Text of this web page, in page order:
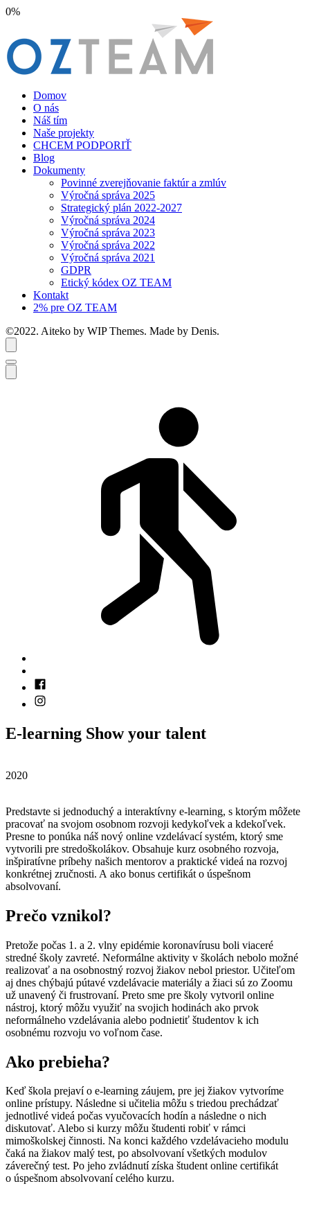
0%
Domov
O nás
Náš tím
Naše projekty
CHCEM PODPORIŤ
Blog
Dokumenty
Povinné zverejňovanie faktúr a zmlúv
Výročná správa 2025
Strategický plán 2022-2027
Výročná správa 2024
Výročná správa 2023
Výročná správa 2022
Výročná správa 2021
GDPR
Etický kódex OZ TEAM
Kontakt
2% pre OZ TEAM
©2022. Aiteko by WIP Themes. Made by Denis.
E-learning Show your talent
2020
Predstavte si jednoduchý a interaktívny e-learning, s ktorým môžete
pracovať na svojom osobnom rozvoji kedykoľvek a kdekoľvek.
Presne to ponúka náš nový online vzdelávací systém, ktorý sme
vytvorili pre stredoškolákov. Obsahuje kurz osobného rozvoja,
inšpiratívne príbehy našich mentorov a praktické videá na rozvoj
konkrétnej zručnosti. A ako bonus certifikát o úspešnom
absolvovaní.
Prečo vznikol?
Pretože počas 1. a 2. vlny epidémie koronavírusu boli viaceré
stredné školy zavreté. Neformálne aktivity v školách nebolo možné
realizovať a na osobnostný rozvoj žiakov nebol priestor. Učiteľom
aj dnes chýbajú pútavé vzdelávacie materiály a žiaci sú zo Zoomu
už unavený či frustrovaní. Preto sme pre školy vytvoril online
nástroj, ktorý môžu využiť na svojich hodinách ako prvok
neformálneho vzdelávania alebo podnietiť študentov k ich
osobnému rozvoju vo voľnom čase.
Ako prebieha?
Keď škola prejaví o e-learning záujem, pre jej žiakov vytvoríme
online prístupy. Následne si učitelia môžu s triedou prechádzať
jednotlivé videá počas vyučovacích hodín a následne o nich
diskutovať. Alebo si kurzy môžu študenti robiť v rámci
mimoškolskej činnosti. Na konci každého vzdelávacieho modulu
čaká na žiakov malý test, po absolvovaní všetkých modulov
záverečný test. Po jeho zvládnutí získa študent online certifikát
o úspešnom absolvovaní celého kurzu.